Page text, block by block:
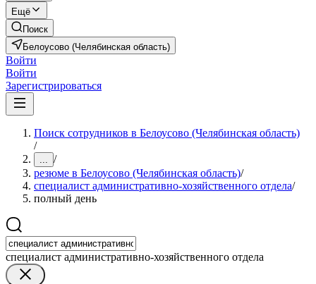
Ещё
Поиск
Белоусово (Челябинская область)
Войти
Войти
Зарегистрироваться
Поиск сотрудников в Белоусово (Челябинская область)
/
... /
резюме в Белоусово (Челябинская область)/
специалист административно-хозяйственного отдела/
полный день
специалист административно-хозяйственного отдела